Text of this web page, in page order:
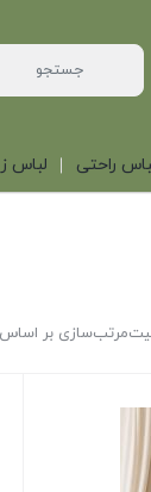
راحتی لباس
مرتب‌سازی بر اساس